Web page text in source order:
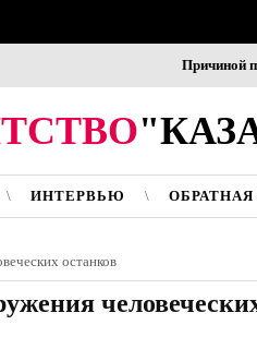
Причиной
ИНТЕРВЬЮ ОБРАТНАЯ
останков